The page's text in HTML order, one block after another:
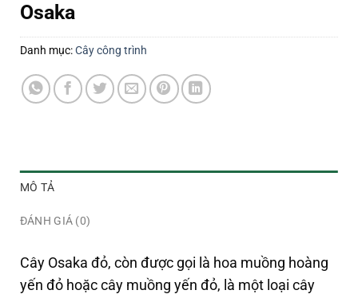
Osaka
Danh mục:Cây công trình
MÔ TẢ
ĐÁNH GIÁ (0)
Cây Osaka đỏ, còn được gọi là hoa muồng hoàng
yến đỏ hoặc cây muồng yến đỏ, là một loại cây